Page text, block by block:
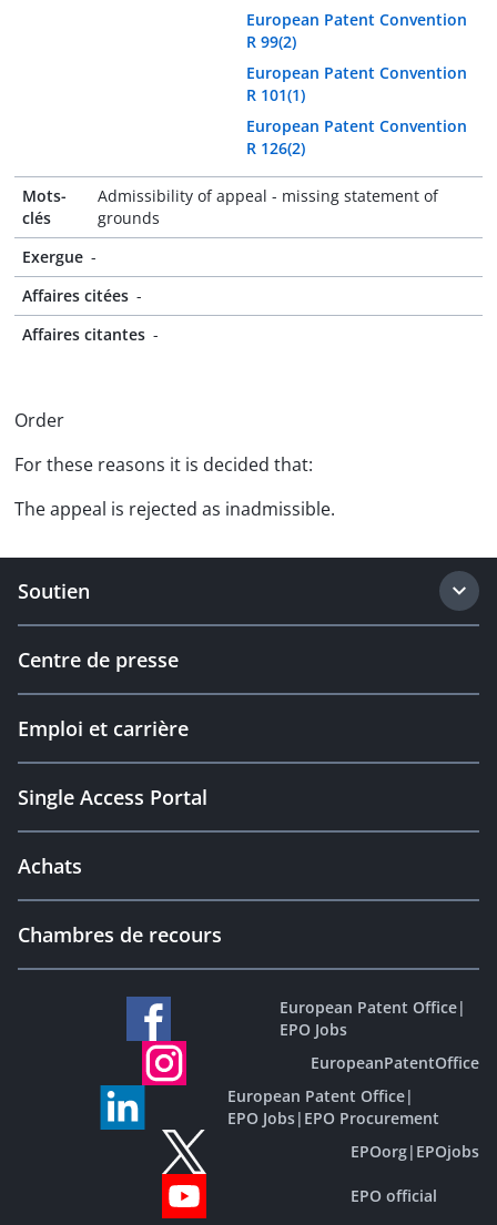
European Patent Convention
R 99(2)
European Patent Convention
R 101(1)
European Patent Convention
R 126(2)
Mots-
clés
Admissibility of appeal - missing statement of
grounds
Exergue -
Affaires citées -
Affaires citantes -
Order
For these reasons it is decided that:
The appeal is rejected as inadmissible.
Soutien
Centre de presse
Emploi et carrière
Single Access Portal
Achats
Chambres de recours
European Patent Office|
EPO Jobs
EuropeanPatentOffice
European Patent Office|
EPO Jobs| EPO Procurement
EPOorg| EPOjobs
EPO official